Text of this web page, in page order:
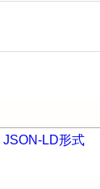
JSON-LD形式